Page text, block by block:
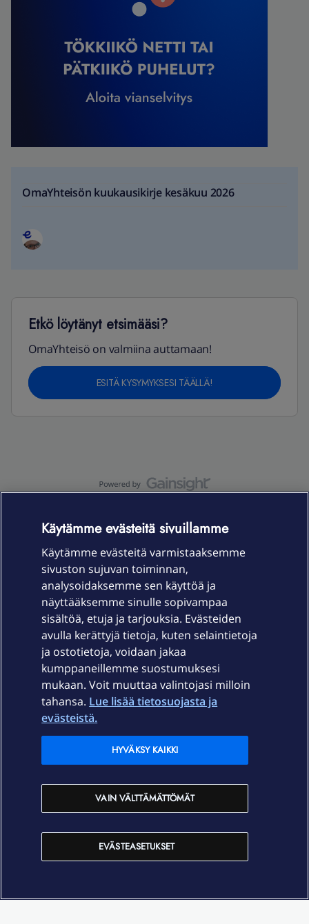
OmaYhteisön kuukausikirje kesäkuu 2026
Etkö löytänyt etsimääsi?
OmaYhteisö on valmiina auttamaan!
ESITÄ KYSYMYKSESI TÄÄLLÄ!
Laitteet & liittymät
Palvelut
Ajankohtaista
Elisa Oyj
In English
Käytämme evästeitä sivuillamme
Käytämme evästeitä varmistaaksemme
sivuston sujuvan toiminnan,
analysoidaksemme sen käyttöä ja
näyttääksemme sinulle sopivampaa
sisältöä, etuja ja tarjouksia. Evästeiden
avulla kerättyjä tietoja, kuten selaintietoja
ja ostotietoja, voidaan jakaa
kumppaneillemme suostumuksesi
mukaan. Voit muuttaa valintojasi milloin
tahansa. Lue lisää tietosuojasta ja
evästeistä.
EVÄSTEASETUKSET
VAIN VÄLTTÄMÄTTÖMÄT
HYVÄKSY KAIKKI